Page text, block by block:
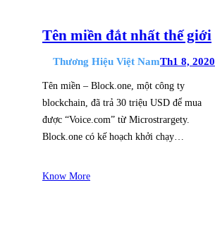
Tên miền đắt nhất thế giới
Thương Hiệu Việt NamTh1 8, 2020
Tên miền – Block.one, một công ty
blockchain, đã trả 30 triệu USD để mua
được “Voice.com” từ Microstrargety.
Block.one có kế hoạch khởi chạy…
Know More